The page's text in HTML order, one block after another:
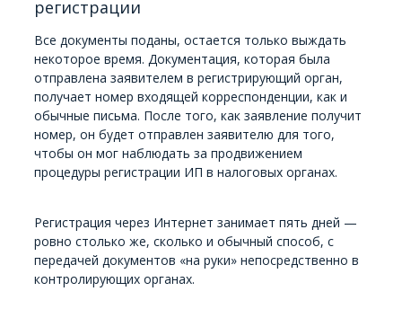
регистрации
Все документы поданы, остается только выждать
некоторое время. Документация, которая была
отправлена заявителем в регистрирующий орган,
получает номер входящей корреспонденции, как и
обычные письма. После того, как заявление получит
номер, он будет отправлен заявителю для того,
чтобы он мог наблюдать за продвижением
процедуры регистрации ИП в налоговых органах.
Регистрация через Интернет занимает пять дней —
ровно столько же, сколько и обычный способ, с
передачей документов «на руки» непосредственно в
контролирующих органах.